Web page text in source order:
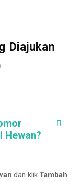
Diajukan
Hewan?
dan klik Tambah